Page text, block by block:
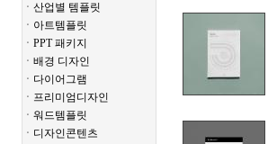
ㆍ산업별 템플릿
ㆍ아트템플릿
ㆍPPT 패키지
ㆍ배경 디자인
ㆍ다이어그램
ㆍ프리미엄디자인
ㆍ워드템플릿
ㆍ디자인콘텐츠